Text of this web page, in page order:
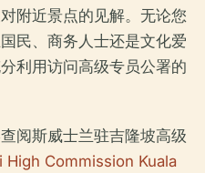
附近景点的见解。无论您
民、商务人士还是文化爱
利用访问高级专员公署的
阅斯威士兰驻吉隆坡高级
High Commission Kuala